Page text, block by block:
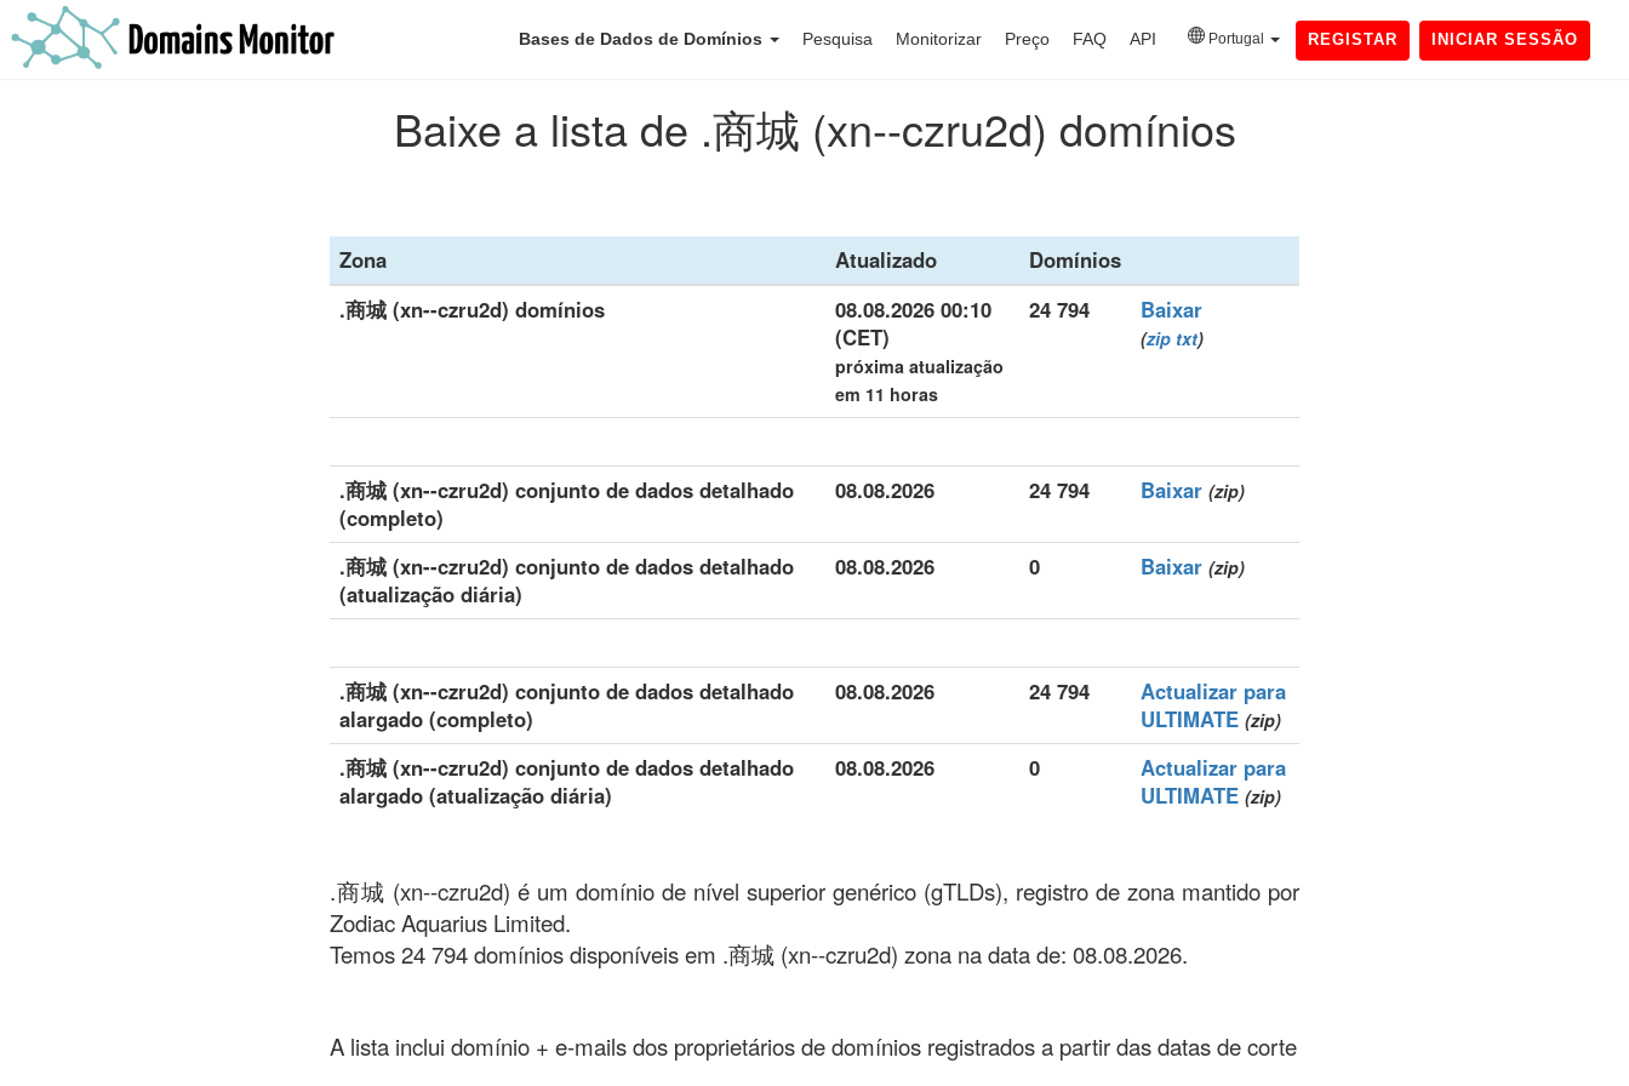
Bases de Dados de Domínios Pesquisa Monitorizar Preço FAQ API Portugal REGISTAR INICIAR SESSÃO
Baixe a lista de .商城 (xn--czru2d) domínios
Zona Atualizado
Domínios
.商城 (xn--czru2d) domínios
08.08.2026 00:10
(CET)
próxima atualização
em 11 horas
24 794 Baixar
(zip txt)
.商城 (xn--czru2d) conjunto de dados detalhado
(completo)
08.08.2026 24 794 Baixar (zip)
.商城 (xn--czru2d) conjunto de dados detalhado
(atualização diária)
08.08.2026 0 Baixar (zip)
.商城 (xn--czru2d) conjunto de dados detalhado
alargado (completo)
08.08.2026 24 794
Actualizar para
ULTIMATE (zip)
.商城 (xn--czru2d) conjunto de dados detalhado
alargado (atualização diária)
08.08.2026 0
Actualizar para
ULTIMATE (zip)
.商城 (xn--czru2d) é um domínio de nível superior genérico (gTLDs), registro de zona mantido por
Zodiac Aquarius Limited.
Temos 24 794 domínios disponíveis em .商城 (xn--czru2d) zona na data de: 08.08.2026.
A lista inclui domínio + e-mails dos proprietários de domínios registrados a partir das datas de corte